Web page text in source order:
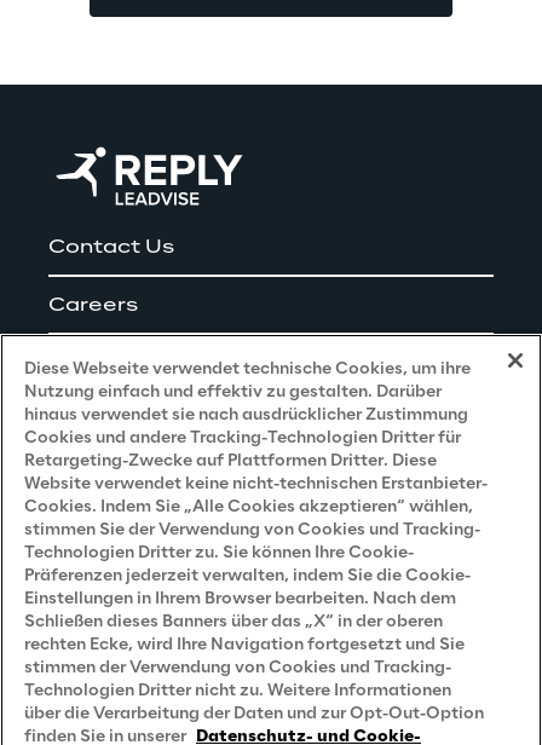
Contact Us
Careers
Impressum
Privacy and Legal
Datenschutz- und Cookie Richtlinie
Datenschutzhinweis(Bewerber)
Datenschutzhinweis (Kunden)
Datenschutzhinweis(Dienstleister)
Datenschutzhinweis(Marketing)
Grundsatzerklärung - LKSG (Deutschland)
Diese Webseite verwendet technische Cookies, um ihre
Nutzung einfach und effektiv zu gestalten. Darüber
hinaus verwendet sie nach ausdrücklicher Zustimmung
Cookies und andere Tracking-Technologien Dritter für
Retargeting-Zwecke auf Plattformen Dritter. Diese
Website verwendet keine nicht-technischen Erstanbieter-
Cookies. Indem Sie „Alle Cookies akzeptieren“ wählen,
stimmen Sie der Verwendung von Cookies und Tracking-
Technologien Dritter zu. Sie können Ihre Cookie-
Präferenzen jederzeit verwalten, indem Sie die Cookie-
Einstellungen in Ihrem Browser bearbeiten. Nach dem
Schließen dieses Banners über das „X“ in der oberen
rechten Ecke, wird Ihre Navigation fortgesetzt und Sie
stimmen der Verwendung von Cookies und Tracking-
Technologien Dritter nicht zu. Weitere Informationen
über die Verarbeitung der Daten und zur Opt-Out-Option
finden Sie in unserer Datenschutz- und Cookie-